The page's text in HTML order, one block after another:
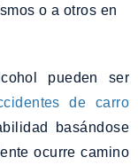
o a otros en
pueden ser
de carro
basándose
ocurre camino